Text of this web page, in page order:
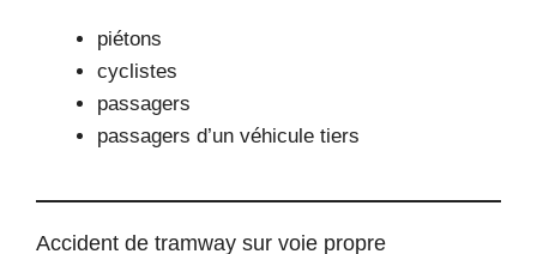
piétons
cyclistes
passagers
passagers d’un véhicule tiers
Accident de tramway sur voie propre